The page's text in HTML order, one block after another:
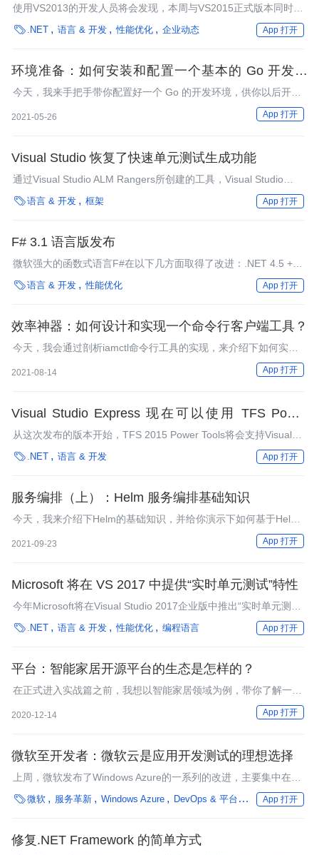
使用VS2013的开发人员将会发现，本周与VS2015正式版本同时发
布的还有VS2013更新。更新5中主要包含bug修复,增添对团队项目
重命名的支持。
 .NET 语言 & 开发 性能优化 企业动态 App 打开
环境准备：如何安装和配置一个基本的 Go 开发环
境？
今天，我来手把手带你配置好一个 Go 的开发环境，供你以后开
2021-05-26 App 打开
Visual Studio 恢复了快速单元测试生成功能
通过Visual Studio ALM Rangers所创建的工具，Visual Studio
2012和2013预览版重新拥有了单元测试生成功能。支持多种单元
测试框架，同时支持C#/VB.NET。
语言 & 开发 框架 App 打开
F# 3.1 语言版发布
微软强大的函数式语言F#在以下几方面取得了改进：.NET 4.5 +
Windows Store便携库、项目双向兼容和一些语言增强，包括命名
的联合类型字段和数组切片扩展。
语言 & 开发 性能优化 App 打开
效率神器：如何设计和实现一个命令行客户端工具？
今天，我会通过剖析iamctl命令行工具的实现，来介绍下如何实现
2021-08-14 App 打开
Visual Studio Express 现在可以使用 TFS Power
Tools 了
从这次发布的版本开始，TFS 2015 Power Tools将会支持Visual
Studio的所有版本，包括VS Express。以前你需要拥有Visual
Studio Pro或者更高版本才能使用该扩展。
 .NET 语言 & 开发 App 打开
服务编排（上）：Helm 服务编排基础知识
今天，我来介绍下Helm的基础知识，并给你演示下如何基于Helm
2021-09-23 App 打开
Microsoft 将在 VS 2017 中提供“实时单元测试”特性
今年Microsoft将在Visual Studio 2017企业版中推出“实时单元测试
（Live Unit Testing）”特性。该特性目前支持数种测试工具，实现
了与输入代码同步的测试功能，并以代码标记的方式集成在IDE
优势。
 .NET 语言 & 开发 性能优化 编程语言 App 打开
平台：智能家居开源平台的生态是怎样的？
在正式进入实战篇之前，我想以智能家居领域为例，带你了解一下
2020-12-14 App 打开
微软至开发者：微软云是应用开发测试的理想选择
上周，微软发布了Windows Azure的一系列的改进，主要集中在成
本控制和降低进入门槛。云服务更新后，增加了WIndows Azure网
站的SSL支持并引入了新的集成服务——微软主要更新的内容是直
微软 服务革新 Windows Azure DevOps & 平台工程 语言 & 开发
App 打开
修复.NET Framework 的简单方式